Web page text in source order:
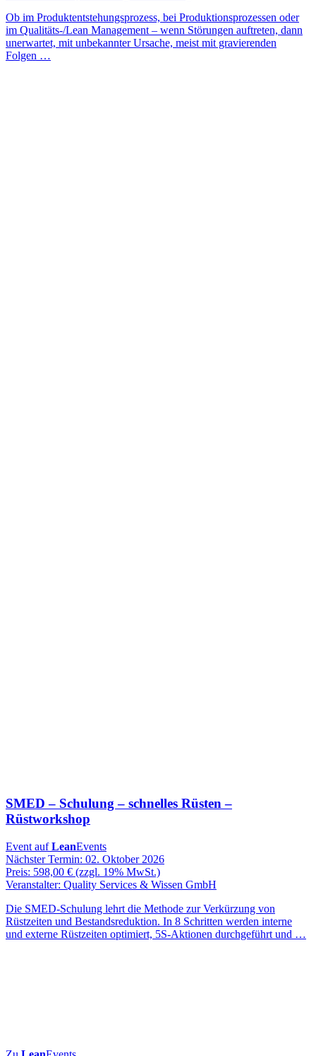
Ob im Produktentstehungsprozess, bei Produktionsprozessen oder
im Qualitäts-/Lean Management – wenn Störungen auftreten, dann
unerwartet, mit unbekannter Ursache, meist mit gravierenden
Folgen …
SMED – Schulung – schnelles Rüsten –
Rüstworkshop
Event aufLeanEvents
Nächster Termin: 02. Oktober 2026
Preis: 598,00 € (zzgl. 19% MwSt.)
Veranstalter: Quality Services & Wissen GmbH
Die SMED-Schulung lehrt die Methode zur Verkürzung von
Rüstzeiten und Bestandsreduktion. In 8 Schritten werden interne
und externe Rüstzeiten optimiert, 5S-Aktionen durchgeführt und …